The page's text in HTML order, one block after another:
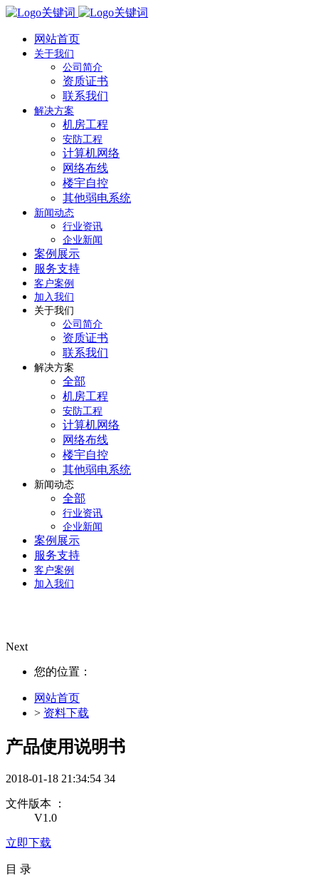
网站首页
关于我们
公司简介
资质证书
联系我们
解决方案
机房工程
安防工程
计算机网络
网络布线
楼宇自控
其他弱电系统
新闻动态
行业资讯
企业新闻
案例展示
服务支持
客户案例
加入我们
关于我们
公司简介
资质证书
联系我们
解决方案
全部
机房工程
安防工程
计算机网络
网络布线
楼宇自控
其他弱电系统
新闻动态
全部
行业资讯
企业新闻
案例展示
服务支持
客户案例
加入我们
Next
您的位置：
网站首页
> 资料下载
产品使用说明书
2018-01-18 21:34:54 34
文件版本 ：
V1.0
立即下载
目 录